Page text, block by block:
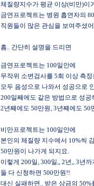
체질량지수가 평균 이상(비만)이
금연프로젝트는 병원 흡연자의
직원들이 많은 관심을 보여주셨
흠.. 간단히 설명을 드리면
금연프로젝트는 100일안에
무작위 소변검사를 5회 이상 측정
모두 음성으로 나와서 성공으로
200일째에도 같은 방법으로 성공
2년째에도 50만원, 3년째에도 50
비만프로젝트는 100일안에
본인의 체질량 지수에서 10%씩
50만원이 나가게 되지요.
이렇게 200일, 300일,, 2년,, 3년까
둘 다 신청하면 500만원 !!
대신 실패하면 .. 받은 상금의 50%